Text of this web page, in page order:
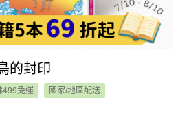
的封印
免運 國家/地區配送